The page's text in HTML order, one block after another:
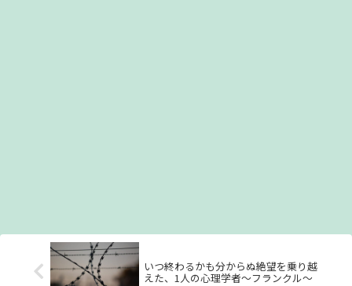
いつ終わるかも分からぬ絶望を乗り越
えた、1人の心理学者～フランクル～